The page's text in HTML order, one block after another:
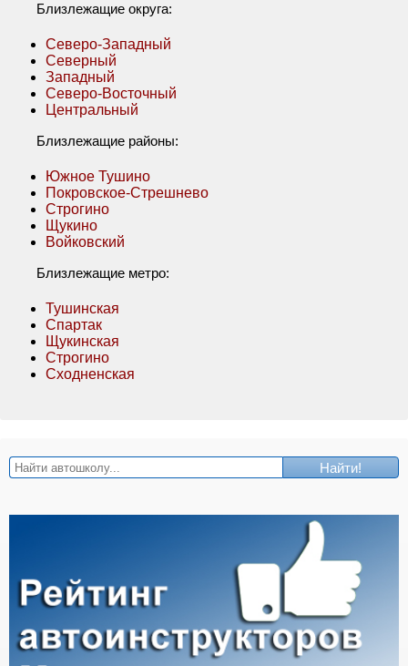
Близлежащие округа:
Северо-Западный
Северный
Западный
Северо-Восточный
Центральный
Близлежащие районы:
Южное Тушино
Покровское-Стрешнево
Строгино
Щукино
Войковский
Близлежащие метро:
Тушинская
Спартак
Щукинская
Строгино
Сходненская
Найти!